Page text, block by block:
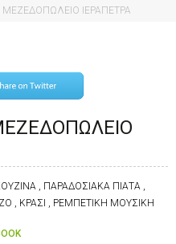
ΙΕΡΑΠΕΤΡΑ
, ΠΑΡΑΔΟΣΙΑΚΑ ΠΙΑΤΑ ,
, ΚΡΑΣΙ , ΡΕΜΠΕΤΙΚΗ ΜΟΥΣΙΚΗ